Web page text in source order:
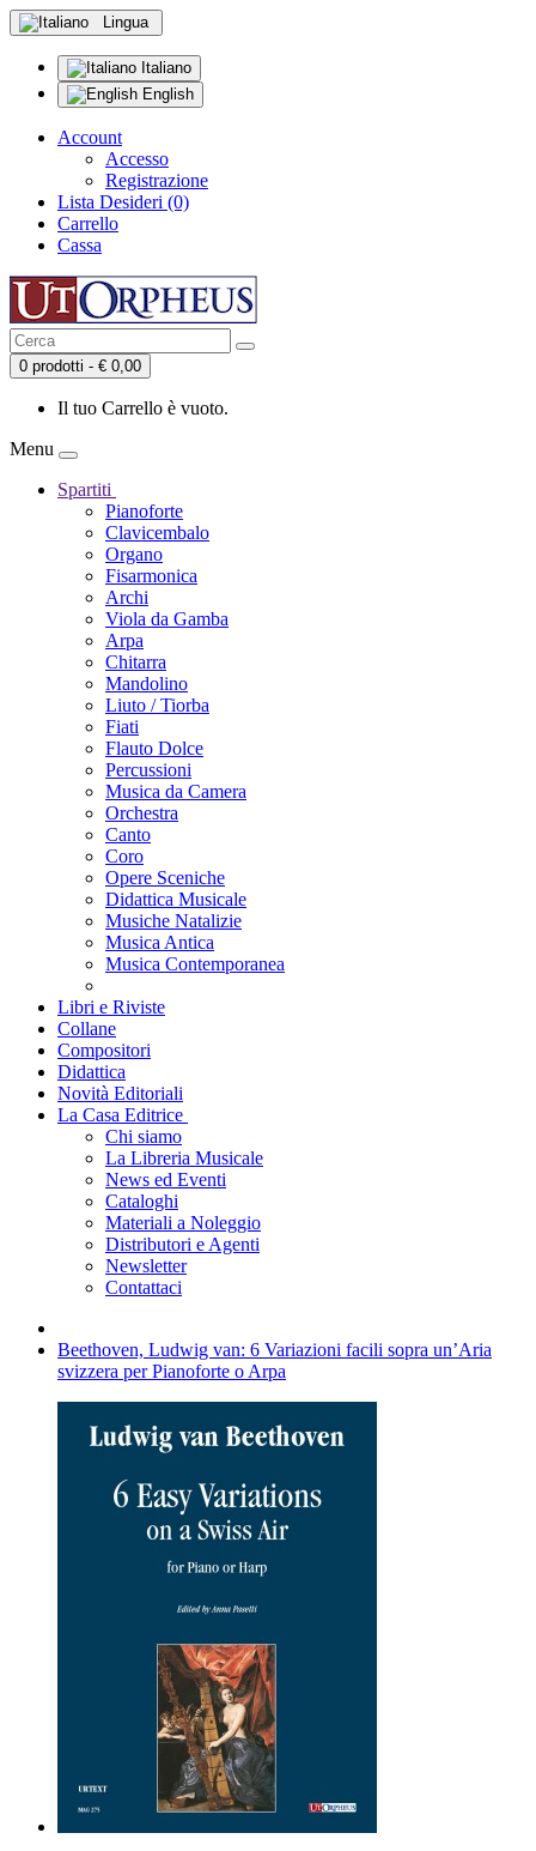
Lingua
Italiano
English
Account
Accesso
Registrazione
Lista Desideri (0)
Carrello
Cassa
0 prodotti - € 0,00
Il tuo Carrello è vuoto.
Menu
Spartiti
Pianoforte
Clavicembalo
Organo
Fisarmonica
Archi
Viola da Gamba
Arpa
Chitarra
Mandolino
Liuto / Tiorba
Fiati
Flauto Dolce
Percussioni
Musica da Camera
Orchestra
Canto
Coro
Opere Sceniche
Didattica Musicale
Musiche Natalizie
Musica Antica
Musica Contemporanea
Libri e Riviste
Collane
Compositori
Didattica
Novità Editoriali
La Casa Editrice
Chi siamo
La Libreria Musicale
News ed Eventi
Cataloghi
Materiali a Noleggio
Distributori e Agenti
Newsletter
Contattaci
Beethoven, Ludwig van: 6 Variazioni facili sopra un’Aria
svizzera per Pianoforte o Arpa